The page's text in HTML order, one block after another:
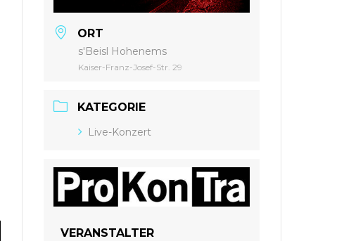
ORT
s'Beisl Hohenems
Kaiser-Franz-Josef-Str. 29
KATEGORIE
Live-Konzert
VERANSTALTER